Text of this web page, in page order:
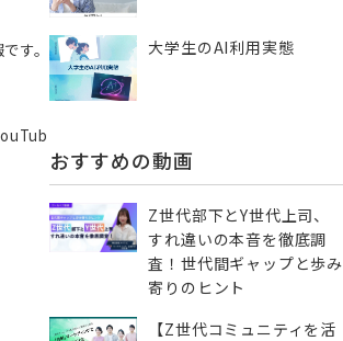
す。 大学生のAI利用実態
おすすめの動画
Z世代部下とY世代上司、
すれ違いの本音を徹底調
査！世代間ギャップと歩み
寄りのヒント
【Z世代コミュニティを活